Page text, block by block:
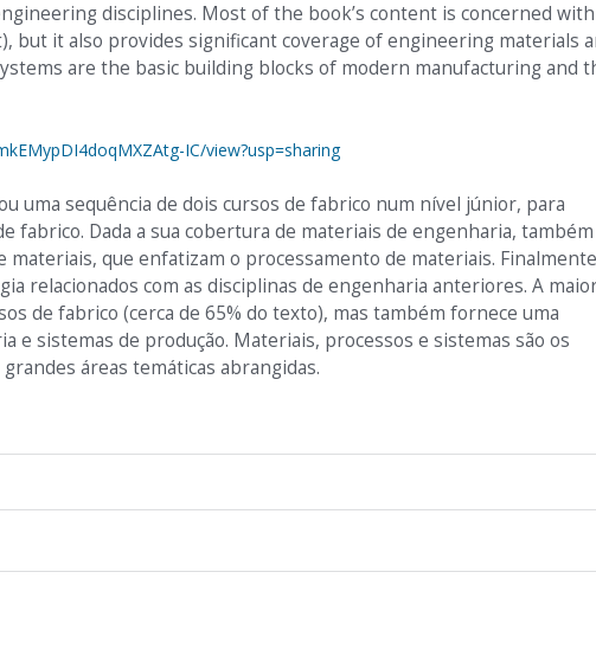
disciplines. Most of the book’s content is concerned with
but it also provides significant coverage of engineering materials
are the basic building blocks of modern manufacturing and
IC/view?usp=sharing
uma sequência de dois cursos de fabrico num nível júnior, para
fabrico. Dada a sua cobertura de materiais de engenharia, também
materiais, que enfatizam o processamento de materiais.
relacionados com as disciplinas de engenharia anteriores. A
de fabrico (cerca de 65% do texto), mas também fornece uma
e sistemas de produção. Materiais, processos e sistemas são os
áreas temáticas abrangidas.